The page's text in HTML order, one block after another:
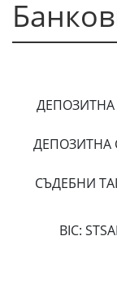
ДЕПОЗИТНА
ДЕПОЗИТНА
СЪДЕБНИ
BIC: